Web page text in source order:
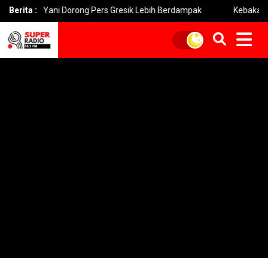
Berita :
Dorong Pers Gresik Lebih Berdampak Kebakaran Bromo